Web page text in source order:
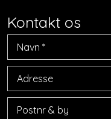
​Kontakt os​